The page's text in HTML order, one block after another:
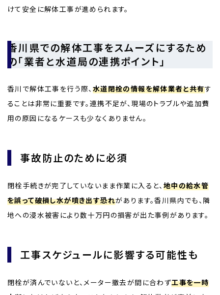
けて安全に解体工事が進められます。
香川県での解体工事をスムーズにするため
の「業者と水道局の連携ポイント」
香川で解体工事を行う際、 水道閉栓の情報を解体業者と共有す
ることは非常に重要です。連携不足が、現場のトラブルや追加費
用の原因になるケースも少なくありません。
事故防止のために必須
閉栓手続きが完了していないまま作業に入ると、 地中の給水管
を誤って破損し水が噴き出す恐れがあります。香川県内でも、隣
地への浸水被害により数十万円の損害が出た事例があります。
工事スケジュールに影響する可能性も
閉栓が済んでいないと、メーター撤去が間に合わず工事を一時